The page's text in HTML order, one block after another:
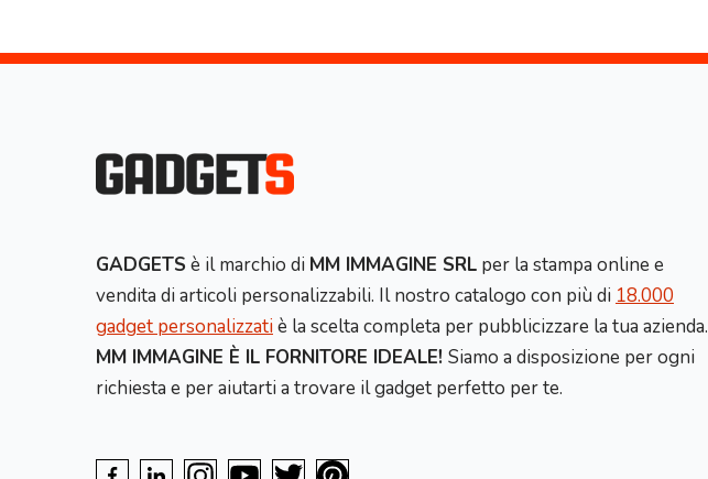
GADGETS è il marchio di MM IMMAGINE SRL per la stampa online e
vendita di articoli personalizzabili. Il nostro catalogo con più di 18.000
gadget personalizzatiè la scelta completa per pubblicizzare la tua azienda.
MM IMMAGINE È IL FORNITORE IDEALE! Siamo a disposizione per ogni
richiesta e per aiutarti a trovare il gadget perfetto per te.